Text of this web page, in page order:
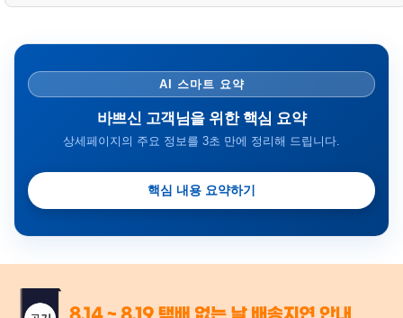
AI 스마트 요약
바쁘신 고객님을 위한 핵심 요약
상세페이지의 주요 정보를 3초 만에 정리해 드립니다.
핵심 내용 요약하기
금일 시세가 적용
배송